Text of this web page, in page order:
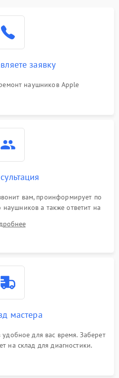
заявку
наушников Apple
вам, проинформирует по
а также ответит на
мастера
для вас время. Заберет
на склад для диагностики.